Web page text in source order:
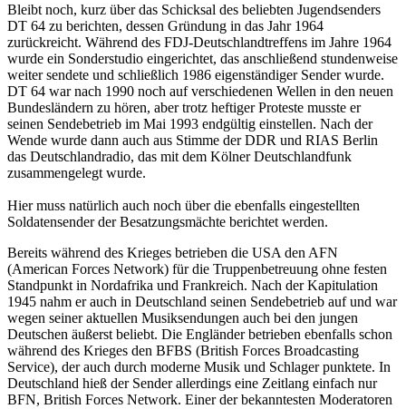
Bleibt noch, kurz über das Schicksal des beliebten Jugendsenders
DT 64 zu berichten, dessen Gründung in das Jahr 1964
zurückreicht. Während des FDJ-Deutschlandtreffens im Jahre 1964
wurde ein Sonderstudio eingerichtet, das anschließend stundenweise
weiter sendete und schließlich 1986 eigenständiger Sender wurde.
DT 64 war nach 1990 noch auf verschiedenen Wellen in den neuen
Bundesländern zu hören, aber trotz heftiger Proteste musste er
seinen Sendebetrieb im Mai 1993 endgültig einstellen. Nach der
Wende wurde dann auch aus Stimme der DDR und RIAS Berlin
das Deutschlandradio, das mit dem Kölner Deutschlandfunk
zusammengelegt wurde.
Hier muss natürlich auch noch über die ebenfalls eingestellten
Soldatensender der Besatzungsmächte berichtet werden.
Bereits während des Krieges betrieben die USA den AFN
(American Forces Network) für die Truppenbetreuung ohne festen
Standpunkt in Nordafrika und Frankreich. Nach der Kapitulation
1945 nahm er auch in Deutschland seinen Sendebetrieb auf und war
wegen seiner aktuellen Musiksendungen auch bei den jungen
Deutschen äußerst beliebt. Die Engländer betrieben ebenfalls schon
während des Krieges den BFBS (British Forces Broadcasting
Service), der auch durch moderne Musik und Schlager punktete. In
Deutschland hieß der Sender allerdings eine Zeitlang einfach nur
BFN, British Forces Network. Einer der bekanntesten Moderatoren